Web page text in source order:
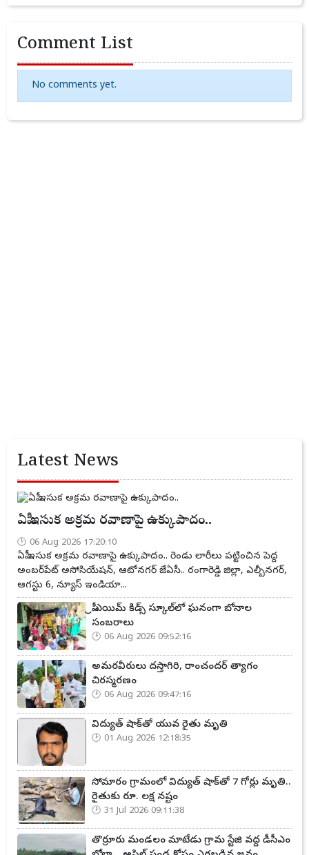
Comment List
No comments yet.
Latest News
ఏపీ ఇసుక అక్రమ రవాణాపై ఉక్కుపాదం..
06 Aug 2026 17:20:10
ఏపీ ఇసుక అక్రమ రవాణాపై ఉక్కుపాదం.. రెండు లారీలు పట్టించిన పెద్ద
అంబర్‌పేట్ అసోసియేషన్, ఆటోనగర్ జేఏసీ.. రంగారెడ్డి జిల్లా, ఎల్బీనగర్,
ఆగస్టు 6, న్యూస్ ఇండియా...
ప్రీ ఎయిమ్ కిడ్స్ స్కూల్‌లో ఘనంగా బోనాల
సంబరాలు
06 Aug 2026 09:52:16
అమరవీరులు దస్తాగిరి, రాంచందర్ త్యాగం
చిరస్మరణం
06 Aug 2026 09:47:16
విద్యుత్ షాక్‌తో యువ రైతు మృతి
01 Aug 2026 12:18:35
సోమారం గ్రామంలో విద్యుత్ షాక్‌తో 7 గోర్లు మృతి..
రైతుకు రూ. లక్ష నష్టం
31 Jul 2026 09:11:38
తొర్రూరు మండలం మాటేడు గ్రామ స్టేజి వద్ద డీసీఎం